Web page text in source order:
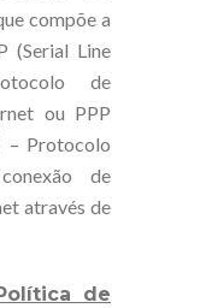
compõe a
(Serial Line
de
ou PPP
– Protocolo
de
através de
de